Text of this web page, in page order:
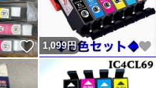
いいね！
1,099円